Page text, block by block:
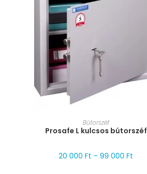
MÉRET VÁLASZTÁSA
Bútorszéf
Prosafe L kulcsos bútorszéf
20 000Ft –99 000Ft